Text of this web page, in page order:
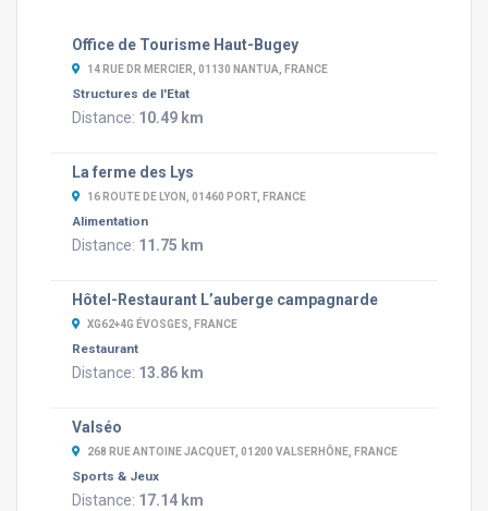
Office de Tourisme Haut-Bugey
14 RUE DR MERCIER, 01130 NANTUA, FRANCE
Structures de l'Etat
Distance: 10.49 km
La ferme des Lys
16 ROUTE DE LYON, 01460 PORT, FRANCE
Alimentation
Distance: 11.75 km
Hôtel-Restaurant L’auberge campagnarde
XG62+4G ÉVOSGES, FRANCE
Restaurant
Distance: 13.86 km
Valséo
268 RUE ANTOINE JACQUET, 01200 VALSERHÔNE, FRANCE
Sports & Jeux
Distance: 17.14 km